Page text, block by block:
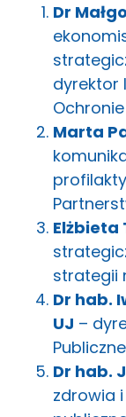
Dr
dyrektor
Marta
Elżbieta
strategii
Dr hab.
UJ –
Dr hab.
zdrowia